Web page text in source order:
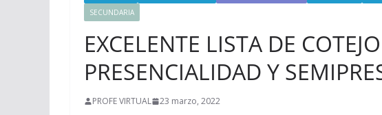
SECUNDARIA
EXCELENTE LISTA DE
PRESENCIALIDAD Y
PROFE VIRTUAL 23 marzo, 2022